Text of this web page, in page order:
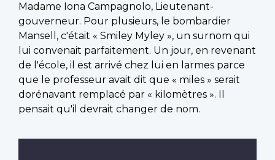
Madame Iona Campagnolo, Lieutenant-
gouverneur. Pour plusieurs, le bombardier
Mansell, c'était « Smiley Myley », un surnom qui
lui convenait parfaitement. Un jour, en revenant
de l'école, il est arrivé chez lui en larmes parce
que le professeur avait dit que « miles » serait
dorénavant remplacé par « kilomètres ». Il
pensait qu'il devrait changer de nom.